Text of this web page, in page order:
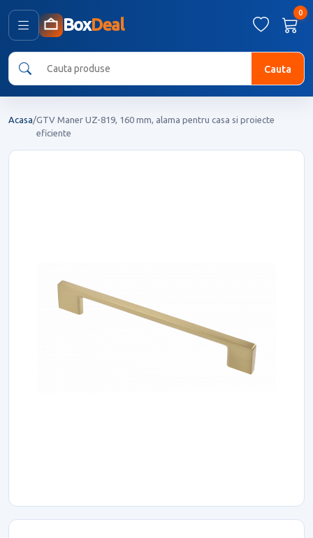
BoxDeal
0
Cauta
Acasa/GTV Maner UZ-819, 160 mm, alama pentru casa si proiecte
eficiente